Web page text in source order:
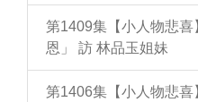
第1409集【小人物悲
恩」 訪 林品玉姐妹
第1406集【小人物悲